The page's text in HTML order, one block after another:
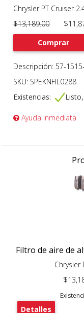
Previous
Chrysler PT Cruiser
$13,189.00
Comprar
Descripción: 57-
SKU: SPEKNFIL0288
Existencias:
Ayuda inmediata
Filtro de aire de
Chrysler
Detalles